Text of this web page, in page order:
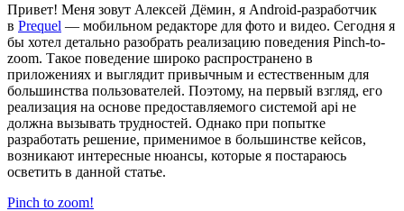
Привет! Меня зовут Алексей Дёмин, я Android-разработчик
в Prequel — мобильном редакторе для фото и видео. Сегодня я
бы хотел детально разобрать реализацию поведения Pinch-to-
zoom. Такое поведение широко распространено в
приложениях и выглядит привычным и естественным для
большинства пользователей. Поэтому, на первый взгляд, его
реализация на основе предоставляемого системой api не
должна вызывать трудностей. Однако при попытке
разработать решение, применимое в большинстве кейсов,
возникают интересные нюансы, которые я постараюсь
осветить в данной статье.
Pinch to zoom!